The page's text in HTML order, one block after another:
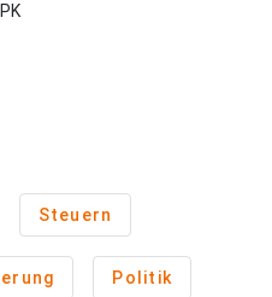
Steuern
Politik